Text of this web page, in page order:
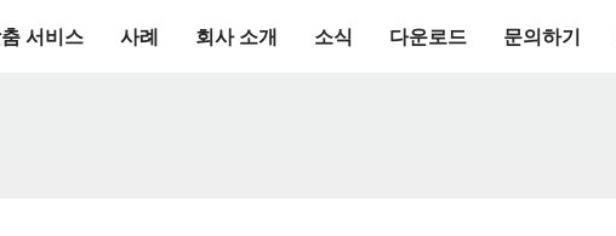
서비스 사례 회사 소개 소식 다운로드 문의하기